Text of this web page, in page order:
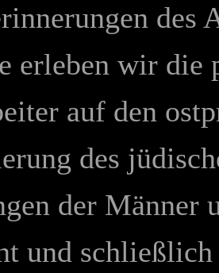
des
erleben wir die
auf den
des
der Männer
und